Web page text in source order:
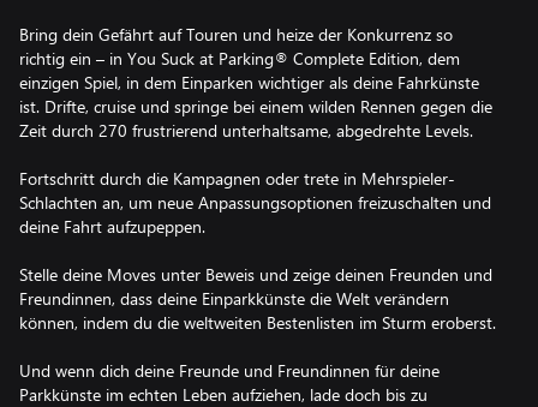
Bring dein Gefährt auf Touren und heize der Konkurrenz so
richtig ein – in You Suck at Parking® Complete Edition, dem
einzigen Spiel, in dem Einparken wichtiger als deine Fahrkünste
ist. Drifte, cruise und springe bei einem wilden Rennen gegen die
Zeit durch 270 frustrierend unterhaltsame, abgedrehte Levels.
Fortschritt durch die Kampagnen oder trete in Mehrspieler-
Schlachten an, um neue Anpassungsoptionen freizuschalten und
deine Fahrt aufzupeppen.
Stelle deine Moves unter Beweis und zeige deinen Freunden und
Freundinnen, dass deine Einparkkünste die Welt verändern
können, indem du die weltweiten Bestenlisten im Sturm eroberst.
Und wenn dich deine Freunde und Freundinnen für deine
Parkkünste im echten Leben aufziehen, lade doch bis zu